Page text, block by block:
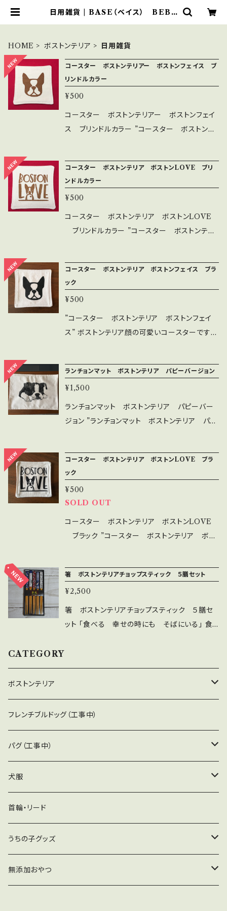
日用雑貨 | BASE（ベイス） BEBE
HOME
ボストンテリア 日用雑貨
コースター ボストンテリアー ボストンフェイス ブ
リンドルカラー
¥500
コースター ボストンテリアー ボストンフェイ
ス ブリンドルカラー ”コースター ボストンテ
んですが、一輪挿しの花瓶敷や 小物置としても
お使いいただけます。 素材は帆布11号生成の2
枚仕立てにシルクスクリーンにて 印刷をしてお
ります。 ＜サイズ＞ 縦横：約9.5cm ＜素材＞
綿100％ ※生地に見られる黒い粒は綿カスと呼
出来ませんので予めご了承ください。 ＜お手入
れ＞ 中性洗剤にて優しく手洗いをしてください。
印刷部分を強く擦ると色落ちすることがありま
す。
コースター ボストンテリア ボストンLOVE ブリ
ンドルカラー
¥500
コースター ボストンテリア ボストンLOVE
ブリンドルカラー ”コースター ボストンテリ
が、一輪挿しの花瓶敷や 小物置としてもお使い
いただけます。 素材は帆布11号生成の2枚仕立
てにシルクスクリーンにて 印刷をしております。
＜サイズ＞ 縦横：約9.5cm ＜素材＞ 綿100％
※生地に見られる黒い粒は綿カスと呼ばれるコ
んので予めご了承ください。 ＜お手入れ＞ 中性
洗剤にて優しく手洗いをしてください。 印刷部分
を強く擦ると色落ちすることがあります。
コースター ボストンテリア ボストンフェイス ブラ
ック
¥500
”コースター ボストンテリア ボストンフェイ
ス” ボストンテリア顔の可愛いコースターです。
素材は帆布11号生成の2枚仕立てにシルクスク
リーンにて 印刷をしております。 ＜サイズ＞ 縦
横：約9.5cm ＜素材＞ 綿100％ ※生地に見ら
れる黒い粒は綿カスと呼ばれるコットンの殻の
ご了承ください。 ＜お手入れ＞ 中性洗剤にて優
しく手洗いをしてください。 印刷部分を強く擦る
と色落ちすることがあります。
ランチョンマット ボストンテリア パピーバージョン
¥1,500
ランチョンマット ボストンテリア パピーバー
ジョン ”ランチョンマット ボストンテリア パピ
ティー、我が子のご飯用まで幅広く お使いいた
だけます。 フレームに入れて玄関、ウォールアー
トで飾っていただけます。 素材は帆布11号生成
の一枚仕立てにシルクスクリーンにて 印刷をし
ております。 ＜サイズ＞ 縦：約40cm 横：約30c
m ＜素材＞ 綿100％ ※生地に見られる黒い粒
避けることが出来ませんので予めご了承くださ
い。 ＜お手入れ＞ 中性洗剤にて優しく手洗いを
してください。 印刷部分を強く擦ると色落ちする
ことがあります。
コースター ボストンテリア ボストンLOVE ブラ
ック
¥500
SOLD OUT
コースター ボストンテリア ボストンLOVE
ブラック ”コースター ボストンテリア ボス
挿しの花瓶敷や 小物置としてもお使いいただけ
ます。 素材は帆布11号生成の2枚仕立てにシル
クスクリーンにて 印刷をしております。 ＜サイズ
＞ 縦横：約9.5cm ＜素材＞ 綿100％ ※生地に
箸 ボストンテリアチョップスティック ５膳セット
¥2,500
箸 ボストンテリアチョップスティック ５膳セ
ット 「食べる 幸せの時にも そばにいる」 食
らず買っていると、 食卓の皿、茶碗、コップやグラ
スはボストンテリアの（一部フレブル） イラストが
ない！ 小さいから無いのかな〜と思っていた時
CATEGORY
ボストンテリア
アクセサリー
アパレル
日用雑貨
インテリア
バック・カバン・ポーチ
フレンチブルドッグ（工事中）
パグ（工事中）
アクセサリー
アパレル
日用品
インテリア
犬服
冬服
首輪・リード
うちの子グッズ
トゥースフェアリーボックス
無添加おやつ